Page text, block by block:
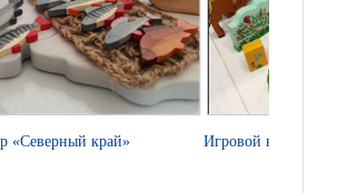
«Северный край» Игровой набор